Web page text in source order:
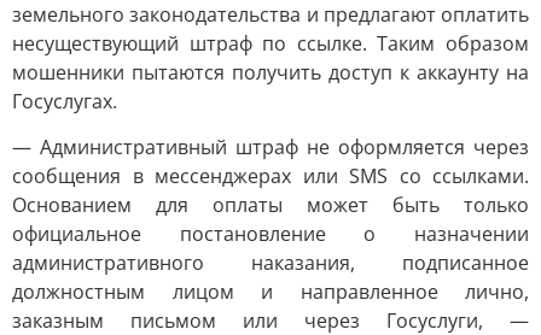
земельного законодательства и предлагают оплатить
несуществующий штраф по ссылке. Таким образом
мошенники пытаются получить доступ к аккаунту на
Госуслугах.
— Административный штраф не оформляется через
сообщения в мессенджерах или SMS со ссылками.
Основанием для оплаты может быть только
официальное постановление о назначении
административного наказания, подписанное
должностным лицом и направленное лично,
заказным письмом или через Госуслуги, —